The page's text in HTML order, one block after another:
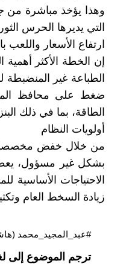
وهذا يؤخذ مباشرة
التي يديرها الحرس الثوري، 22
ارتفاع الأسعار واللعب
إن الخطة الأكثر
الطباعة غير المنضبطة
ضغط على محافظ
الطاقة، بما في ذلك
أولويات النظام
من خلال خفض مخصصات
بشكل غير مسؤول،
الاحتياجات الأساسية
زيادة السخط العام
#عبد_المجيد_محمد
ترجم الموضوع إلى